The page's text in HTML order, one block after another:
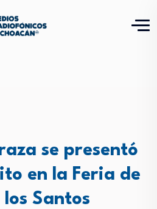
se presentó
en la Feria de
los Santos